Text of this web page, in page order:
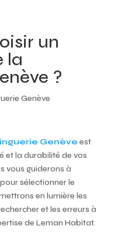
un
la
?
Genève
Genève est
et la durabilité de vos
vous guiderons à
sélectionner le
en lumière les
et les erreurs à
de Leman Habitat.